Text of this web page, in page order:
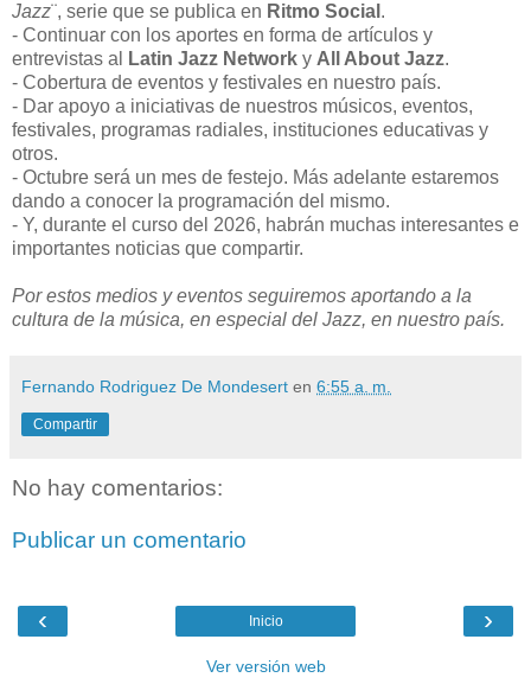
Jazz¨, serie que se publica en Ritmo Social .
- Continuar con los aportes en forma de artículos y
entrevistas al
Latin Jazz Network y All About Jazz.
- Cobertura de eventos y festivales en nuestro país.
- Dar apoyo a iniciativas de nuestros músicos, eventos,
festivales, programas radiales, instituciones educativas y
otros.
- Octubre será un mes de festejo. Más adelante estaremos
dando a conocer la programación del mismo.
- Y, durante el curso del 2026, habrán muchas interesantes e
importantes noticias que compartir.
Por estos medios y eventos seguiremos aportando a la
cultura de la música, en especial del Jazz, en nuestro país.
Fernando Rodriguez De Mondesert en 6:55 a. m.
Compartir
No hay comentarios:
Publicar un comentario
‹ ›
Inicio
Ver versión web